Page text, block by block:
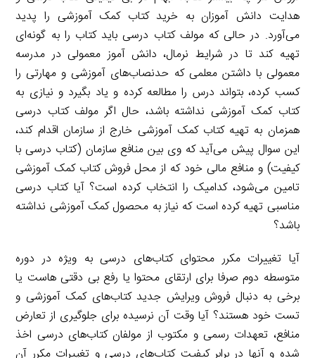
هدایت دانش آموزان به خرید کتاب کمک آموزشی را پدید
می‌آورد. در حالی که مولف کتاب درسی باید کتاب را به گونه‌ای
تهیه کند تا در شرایط نرمال، دانش آموز معمولی در مدرسه
معمولی با داشتن معلمی که حدنصاب‌های آموزشی و مهارتی را
کسب کرده، بتواند درس را مطالعه کرده و یاد بگیرد و نیازی به
کتاب کمک آموزشی نداشته باشد، حال اگر مولف کتاب درسی
همزمان به تهیه کتاب کمک آموزشی خارج از سازمان اقدام کند،
این سوال پیش می‌آید که وی بین منافع سازمان (کتاب درسی با
کیفیت) و منافع مالی خود که از محل فروش کتاب کمک آموزشی
تامین می‌شود، کدامیک را انتخاب کرده است؟ آیا کتاب درسی
مناسبی تهیه کرده است که نیاز به محصول کمک آموزشی نداشته
باشد؟
آیا تغییرات مکرر محتوای کتاب‌های درسی به ویژه در دوره
متوسطه دوم صرفا برای ارتقای محتوا یا رفع بی دقتی هاست یا
برخی به دنبال فروش ویرایش جدید کتاب‌های کمک آموزشی و
تست خود هستند؟ آیا وقت آن نرسیده برای جلوگیری از تعارض
منافع، تعهدات رسمی و مکتوب از مولفان کتاب‌های درسی اخذ
شده و آنها در برابر کیفیت کتاب‌های درسی و تغییرات مکرر آن